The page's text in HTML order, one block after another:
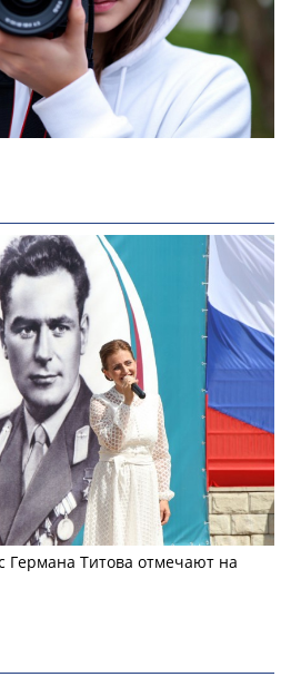
Германа Титова отмечают на